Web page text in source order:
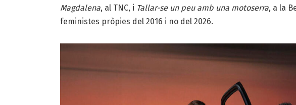
Magdalena, al TNC, i Tallar-se un peu amb una motoserra, a la
feministes pròpies del 2016 i no del 2026.